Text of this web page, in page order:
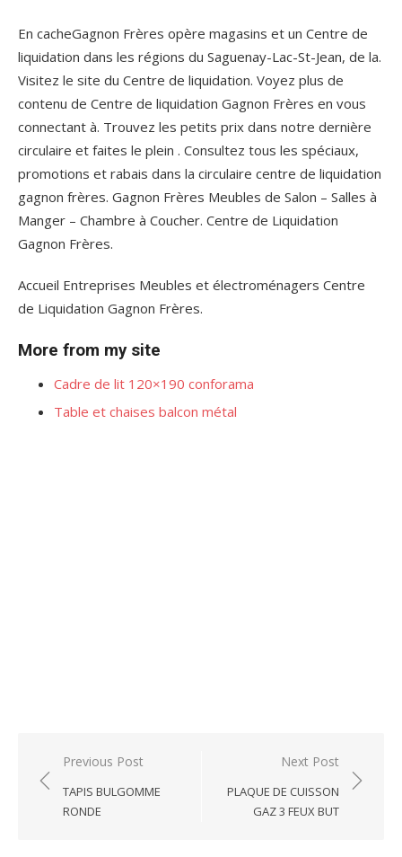
En cacheGagnon Frères opère magasins et un Centre de
liquidation dans les régions du Saguenay-Lac-St-Jean, de la.
Visitez le site du Centre de liquidation. Voyez plus de
contenu de Centre de liquidation Gagnon Frères en vous
connectant à. Trouvez les petits prix dans notre dernière
circulaire et faites le plein . Consultez tous les spéciaux,
promotions et rabais dans la circulaire centre de liquidation
gagnon frères. Gagnon Frères Meubles de Salon – Salles à
Manger – Chambre à Coucher. Centre de Liquidation
Gagnon Frères.
Accueil Entreprises Meubles et électroménagers Centre
de Liquidation Gagnon Frères.
More from my site
Cadre de lit 120×190 conforama
Table et chaises balcon métal
Post
navigation
Previous Post
TAPIS BULGOMME
RONDE
Next Post
PLAQUE DE CUISSON
GAZ 3 FEUX BUT